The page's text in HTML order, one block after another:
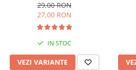
29,00 RON
27,00 RON
IN STOC
VEZI VARIANTE